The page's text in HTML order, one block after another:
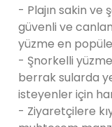
- Plajın sakin ve
güvenli ve
yüzme en
- Şnorkelli
berrak sularda
isteyenler için
- Ziyaretçilere